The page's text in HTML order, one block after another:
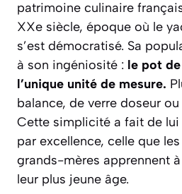
patrimoine culinaire
XXe siècle, époque où le
s’est démocratisé. Sa
à son ingéniosité : le pot
l’unique unité de mesure.
balance, de verre doseur
Cette simplicité a fait de
par excellence, celle que
grands-mères apprennent
leur plus jeune âge.